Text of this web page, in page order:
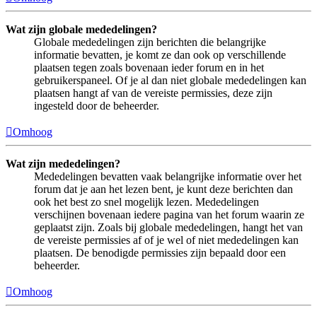
Wat zijn globale mededelingen?
Globale mededelingen zijn berichten die belangrijke
informatie bevatten, je komt ze dan ook op verschillende
plaatsen tegen zoals bovenaan ieder forum en in het
gebruikerspaneel. Of je al dan niet globale mededelingen kan
plaatsen hangt af van de vereiste permissies, deze zijn
ingesteld door de beheerder.
Omhoog
Wat zijn mededelingen?
Mededelingen bevatten vaak belangrijke informatie over het
forum dat je aan het lezen bent, je kunt deze berichten dan
ook het best zo snel mogelijk lezen. Mededelingen
verschijnen bovenaan iedere pagina van het forum waarin ze
geplaatst zijn. Zoals bij globale mededelingen, hangt het van
de vereiste permissies af of je wel of niet mededelingen kan
plaatsen. De benodigde permissies zijn bepaald door een
beheerder.
Omhoog